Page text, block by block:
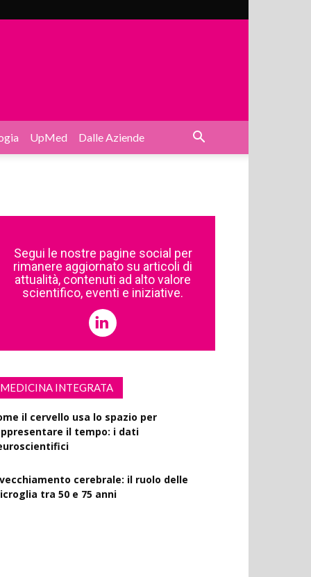
UpMed Dalle Aziende
Segui le nostre pagine social per
rimanere aggiornato su articoli di
attualità, contenuti ad alto valore
scientifico, eventi e iniziative.
MEDICINA INTEGRATA
il cervello usa lo spazio per
il tempo: i dati
cerebrale: il ruolo delle
tra 50 e 75 anni